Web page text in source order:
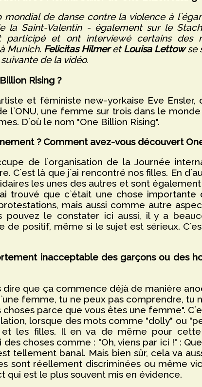
de danse contre la violence à
la Saint-Valentin - également sur le
et ont interviewé certains des
Munich. Felicitas HilmeretLouisa Lettowse
de la vidéo.
Rising ?
et féministe new-yorkaise Eve Ensler,
l`ONU, une femme sur trois dans le
D`où le nom "One Billion Rising".
? Comment avez-vous découvert
de l`organisation de la Journée
C`est là que j`ai rencontré nos filles. En
les unes des autres et sont
trouvé que c`était une chose
mais aussi comme autre
le constater ici aussi, il y a
positif, même si le sujet est sérieux.
inacceptable des garçons ou des
dire que ça commence déjà de manière
femme, tu ne peux pas comprendre, tu
parce que vous êtes une femme".
lorsque des mots comme "dolly" ou
les filles. Il en va de même pour cette
choses comme : "Oh, viens par ici !" :
tellement banal. Mais bien sûr, cela va
sont réellement discriminées ou même
qui est le plus souvent mis en évidence.